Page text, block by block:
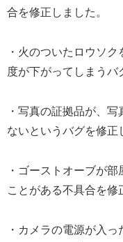
合を修正しました。
・火のついたロウソ
度が下がってしまうバ
・写真の証拠品が、
ないというバグを修正
・ゴーストオーブが
ことがある不具合を修
・カメラの電源が入